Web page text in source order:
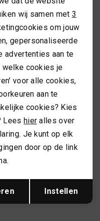
Opslaan
wij samen met 3
om jouw
gepersonaliseerde
advertenties aan te
welke cookies je
voor alle cookies,
aan te
cookies? Kies
Lees hier alles over
Je kunt op elk
door op de link
Instellen